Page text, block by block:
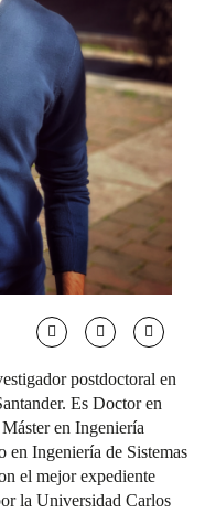
postdoctoral en
Es Doctor en
en Ingeniería
en Ingeniería de Sistemas
el mejor expediente
la Universidad Carlos